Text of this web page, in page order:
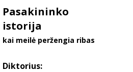
Pasakininko
istorija
kai meilė peržengia ribas
Diktorius: